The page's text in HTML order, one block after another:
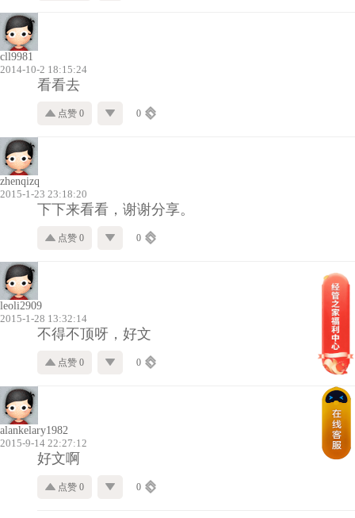
cll9981
2014-10-2 18:15:24
看看去
点赞 0 0
zhenqizq
2015-1-23 23:18:20
下下来看看，谢谢分享。
点赞 0 0
leoli2909
2015-1-28 13:32:14
不得不顶呀，好文
点赞 0 0
alankelary1982
2015-9-14 22:27:12
好文啊
点赞 0 0